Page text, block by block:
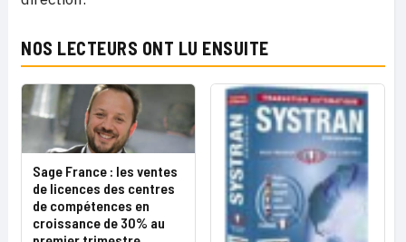
NOS LECTEURS ONT LU ENSUITE
Sage France : les ventes
de licences des centres
de compétences en
croissance de 30% au